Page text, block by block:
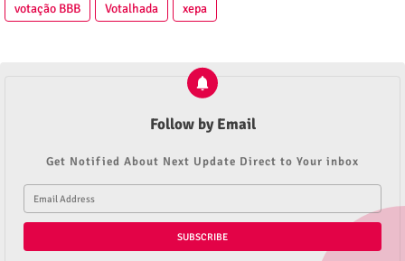
votação BBB
Votalhada xepa
Follow by Email
Get Notified About Next Update Direct to Your inbox